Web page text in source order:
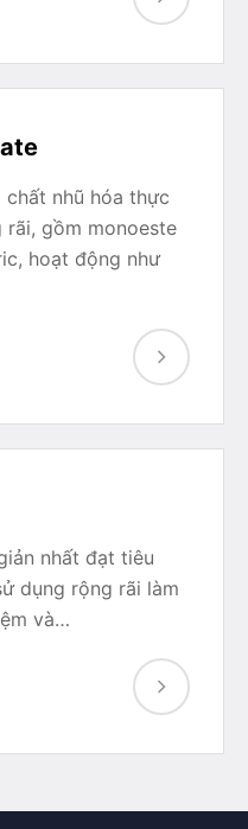
nhũ hóa thực
gồm monoeste
hoạt động như
nhất đạt tiêu
dụng rộng rãi làm
và…